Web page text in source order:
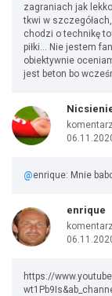
zagraniach jak
tkwi w
chodzi o technikę
piłki... Nie jestem
obiektywnie
jest beton bo
@enrique: Mnie
enrique
https://